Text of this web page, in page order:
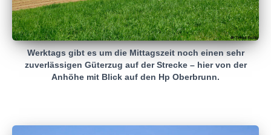
Werktags gibt es um die Mittagszeit noch einen sehr
zuverlässigen Güterzug auf der Strecke – hier von der
Anhöhe mit Blick auf den Hp Oberbrunn.